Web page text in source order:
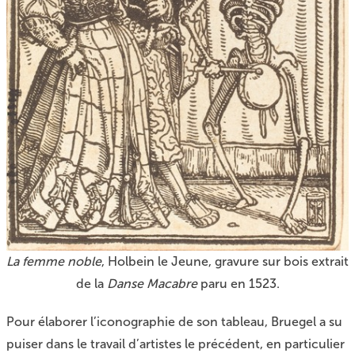
La femme noble, Holbein le Jeune, gravure sur bois extrait
de la Danse Macabreparu en 1523.
Pour élaborer l’iconographie de son tableau, Bruegel a su
puiser dans le travail d’artistes le précédent, en particulier